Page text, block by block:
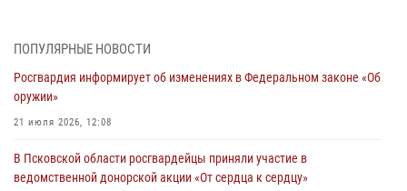
05 августа 2026, 14:17
Псковская Росгвардия приглашает на службу в подразделениях
вневедомственной охраны
05 августа 2026, 14:14
Псковские Росгвардейцы приняли участие в Чемпионате Северо-
Западного округа Росгвардии по спортивному и боевому самбо в
ПОПУЛЯРНЫЕ НОВОСТИ
Росгвардия информирует об изменениях в Федеральном законе «Об
оружии»
21 июля 2026, 12:08
В Псковской области росгвардейцы приняли участие в
ведомственной донорской акции «От сердца к сердцу»